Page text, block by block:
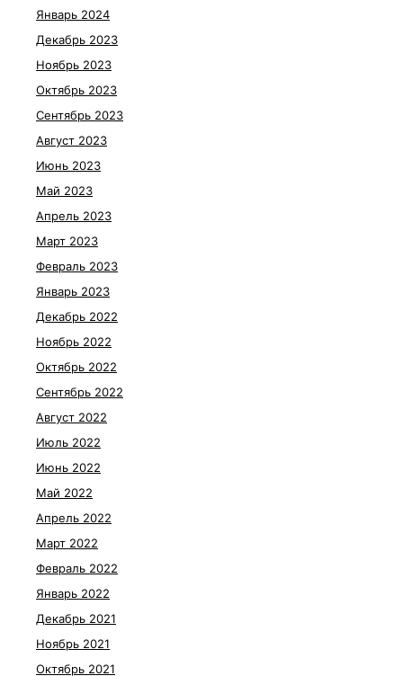
Январь 2024
Декабрь 2023
Ноябрь 2023
Октябрь 2023
Сентябрь 2023
Август 2023
Июнь 2023
Май 2023
Апрель 2023
Март 2023
Февраль 2023
Январь 2023
Декабрь 2022
Ноябрь 2022
Октябрь 2022
Сентябрь 2022
Август 2022
Июль 2022
Июнь 2022
Май 2022
Апрель 2022
Март 2022
Февраль 2022
Январь 2022
Декабрь 2021
Ноябрь 2021
Октябрь 2021